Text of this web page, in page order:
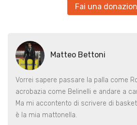
Fai una
Matteo Bettoni
Vorrei sapere passare la palla come
acrobazia come Belinelli e andare a
Ma mi accontento di scrivere di
è la mia mattonella.